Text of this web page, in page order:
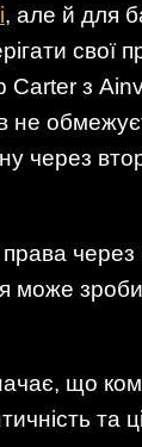
, але й для
свої
Carter з
не
через
що
та